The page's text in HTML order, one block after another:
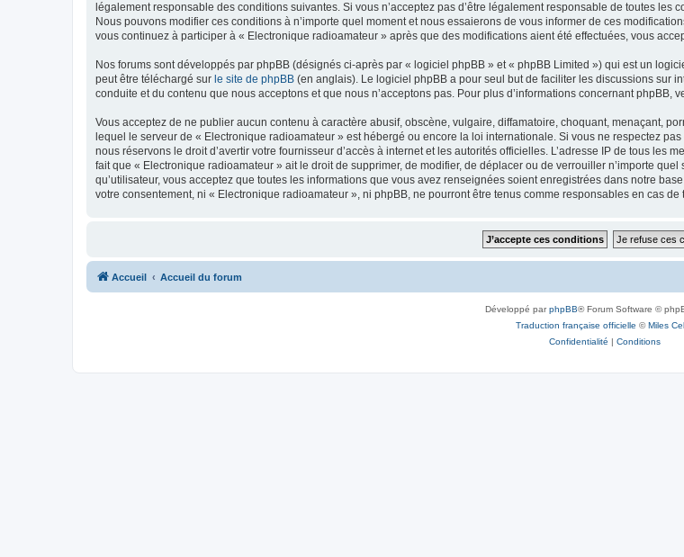
légalement responsable des conditions suivantes. Si vous n’acceptez pas d’être légalement responsable de toutes
Nous pouvons modifier ces conditions à n’importe quel moment et nous essaierons de vous informer de ces
vous continuez à participer à « Electronique radioamateur » après que des modifications aient été effectuées, vous
Nos forums sont développés par phpBB (désignés ci-après par « logiciel phpBB » et « phpBB Limited ») qui est un
peut être téléchargé sur le site de phpBB (en anglais). Le logiciel phpBB a pour seul but de faciliter les discussions sur
conduite et du contenu que nous acceptons et que nous n’acceptons pas. Pour plus d’informations concernant phpBB,
Vous acceptez de ne publier aucun contenu à caractère abusif, obscène, vulgaire, diffamatoire, choquant, menaçant,
lequel le serveur de « Electronique radioamateur » est hébergé ou encore la loi internationale. Si vous ne respectez
nous réservons le droit d’avertir votre fournisseur d’accès à internet et les autorités officielles. L’adresse IP de tous les
fait que « Electronique radioamateur » ait le droit de supprimer, de modifier, de déplacer ou de verrouiller n’importe
qu’utilisateur, vous acceptez que toutes les informations que vous avez renseignées soient enregistrées dans notre
votre consentement, ni « Electronique radioamateur », ni phpBB, ne pourront être tenus comme responsables en cas
Accueil Accueil du forum
Développé parphpBB® Forum Software ©
Traduction française officielle ©Miles
Confidentialité | Conditions